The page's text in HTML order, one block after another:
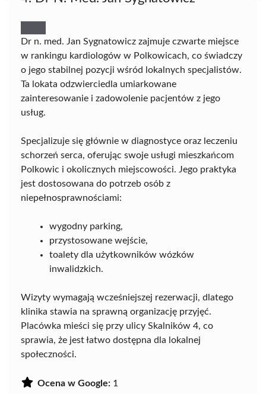
Dr n. med. Jan Sygnatowicz zajmuje czwarte miejsce
w rankingu kardiologów w Polkowicach, co świadczy
o jego stabilnej pozycji wśród lokalnych specjalistów.
Ta lokata odzwierciedla umiarkowane
zainteresowanie i zadowolenie pacjentów z jego
usług.
Specjalizuje się głównie w diagnostyce oraz leczeniu
schorzeń serca, oferując swoje usługi mieszkańcom
Polkowic i okolicznych miejscowości. Jego praktyka
jest dostosowana do potrzeb osób z
niepełnosprawnościami:
wygodny parking,
przystosowane wejście,
toalety dla użytkowników wózków
inwalidzkich.
Wizyty wymagają wcześniejszej rezerwacji, dlatego
klinika stawia na sprawną organizację przyjęć.
Placówka mieści się przy ulicy Skalników 4, co
sprawia, że jest łatwo dostępna dla lokalnej
społeczności.
Ocena w Google: 1